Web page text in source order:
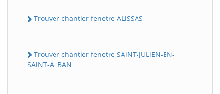
Trouver chantier fenetre ALiSSAS
Trouver chantier fenetre SAiNT-JULiEN-EN-
SAiNT-ALBAN